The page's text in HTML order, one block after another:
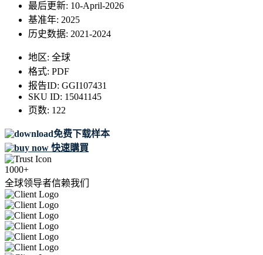
最后更新: 10-April-2026
基准年: 2025
历史数据: 2021-2024
地区: 全球
格式: PDF
报告ID: GGI107431
SKU ID: 15041145
页数: 122
免费下载样本
快速購買
1000+
全球领导者信赖我们